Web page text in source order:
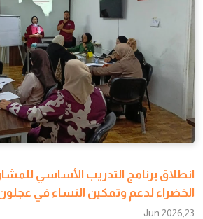
انطلاق برنامج التدريب الأساسي
الخضراء لدعم وتمكين النساء في
23,Jun 2026